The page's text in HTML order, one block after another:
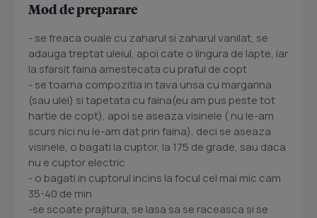
Mod de preparare
- se freaca ouale cu zaharul si zaharul vanilat, se
adauga treptat uleiul, apoi cate o lingura de lapte, iar
la sfarsit faina amestecata cu praful de copt
- se toarna compozitia in tava unsa cu margarina
(sau ulei) si tapetata cu faina(eu am pus peste tot
hartie de copt), apoi se aseaza visinele ( nu le-am
scurs nici nu le-am dat prin faina), deci se aseaza
visinele, o bagati la cuptor, la 175 de grade, sau daca
nu e cuptor electric
- o bagati in cuptorul incins la focul cel mai mic cam
35-40 de min
-se scoate prajitura, se lasa sa se raceasca si se